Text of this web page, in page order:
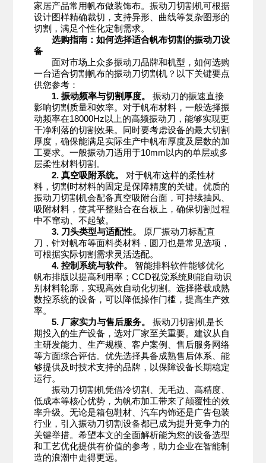
家居产品常用帆布做装饰布。振动刀切割机可根据
设计图样精确裁切，支持异形、曲线等复杂图形的
切割，满足个性化定制需求。
选购指南：如何选择适合帆布切割的振动刀设
备
面对市场上众多振动刀品牌和机型，如何选购
一台适合切割帆布的振动刀切割机？以下关键要点
供您参考：
1. 振动频率与切割厚度。
振动刀的振速直接
影响切割质量和效率。对于帆布材料，一般选择振
动频率在18000Hz以上的高频振动刀，能够实现更
干净利落的切割效果。同时要考虑设备的最大切割
厚度，确保能满足实际生产中帆布厚度及层数的加
工要求。一般振动刀适用于10mm以内的单层或多
层柔性材料切割。
2. 真空吸附系统。 对于帆布这样的柔性材
料，切割时材料的固定是保障精度的关键。优质的
振动刀切割机会配备真空吸附台面，可持续抽风、
吸附材料，使其平整贴合在台板上，确保切割过程
中不窜动、不起皱。
3. 刀头类型与适配性。
原厂振动刀标配直
刀，针对帆布等面料类材料，圆刀也是常见选项，
可根据实际切割需求灵活选配。
4. 控制系统与软件。 智能排料软件能够优化
帆布排版以提高利用率；CCD视觉系统则能自动识
别材料轮廓，实现高效自动化切割。选择搭载成熟
数控系统的设备，可以降低操作门槛，提高生产效
率。
5. 厂家实力与售后服务。
振动刀切割机是长
期投入的生产设备，选对厂家至关重要。建议从自
主研发能力、生产规模、客户案例、售后服务网络
等方面综合评估。优先选择具备成熟售后体系、能
够提供及时技术支持的品牌，以保障设备长期稳定
运行。
振动刀切割机凭借冷切割、无毛边、高精度、
低成本等核心优势，为帆布加工带来了颠覆性的效
率升级。无论是箱包鞋材、汽车内饰还是广告包装
行业，引入振动刀切割设备都已成为提升竞争力的
关键举措。希望本文的全面解析能为您的设备选型
和工艺优化提供有价值的参考，助力企业在智能制
造的浪潮中走得更远。